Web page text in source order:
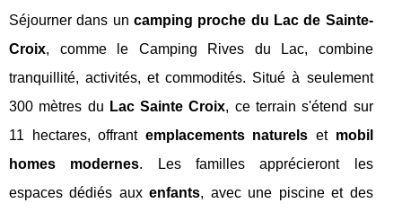
Séjourner dans un camping proche du Lac de Sainte-
Croix, comme le Camping Rives du Lac, combine
tranquillité, activités, et commodités. Situé à seulement
300 mètres du Lac Sainte Croix, ce terrain s'étend sur
11 hectares, offrant emplacements naturels et mobil
homes modernes. Les familles apprécieront les
espaces dédiés auxenfants, avec une piscine et des